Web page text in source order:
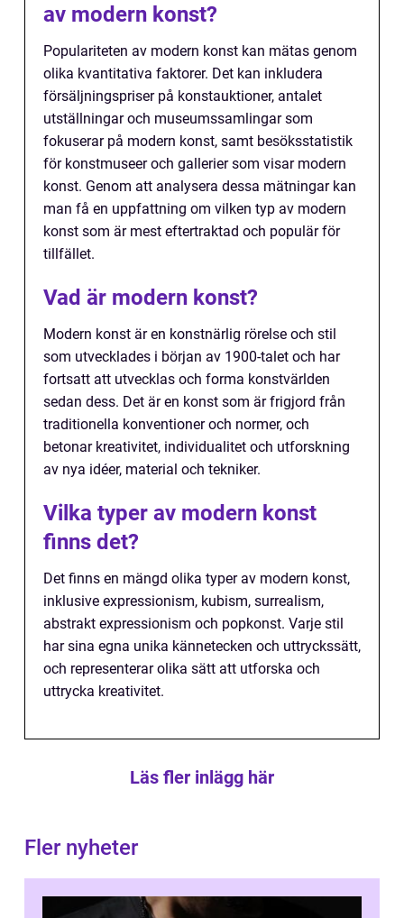
av modern konst?
Populariteten av modern konst kan mätas genom
olika kvantitativa faktorer. Det kan inkludera
försäljningspriser på konstauktioner, antalet
utställningar och museumssamlingar som
fokuserar på modern konst, samt besöksstatistik
för konstmuseer och gallerier som visar modern
konst. Genom att analysera dessa mätningar kan
man få en uppfattning om vilken typ av modern
konst som är mest eftertraktad och populär för
tillfället.
Vad är modern konst?
Modern konst är en konstnärlig rörelse och stil
som utvecklades i början av 1900-talet och har
fortsatt att utvecklas och forma konstvärlden
sedan dess. Det är en konst som är frigjord från
traditionella konventioner och normer, och
betonar kreativitet, individualitet och utforskning
av nya idéer, material och tekniker.
Vilka typer av modern konst
finns det?
Det finns en mängd olika typer av modern konst,
inklusive expressionism, kubism, surrealism,
abstrakt expressionism och popkonst. Varje stil
har sina egna unika kännetecken och uttryckssätt,
och representerar olika sätt att utforska och
uttrycka kreativitet.
Läs fler inlägg här
Fler nyheter